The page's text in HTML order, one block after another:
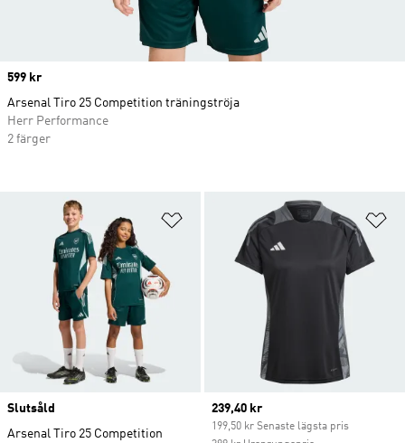
Lägg till på önskelistan
Slutsåld
Arsenal Tiro 25 Competition
Current price
239,40 kr
199,50 kr Senaste lägsta pris
Price
599 kr
Arsenal Tiro 25 Competition träningströja
Herr Performance
2 färger